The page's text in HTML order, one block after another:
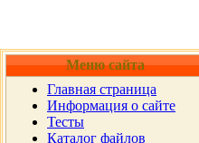
Меню сайта
Главная страница
Информация о сайте
Тесты
Каталог файлов